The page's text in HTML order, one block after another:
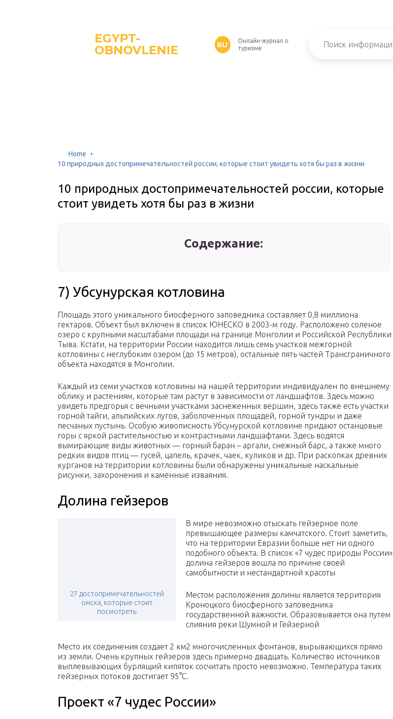
EGYPT-
OBNOVLENIE
RU
Онлайн-журнал о
туризме
Home
10 природных достопримечатель­ностей россии, которые стоит увидеть хотя бы раз в жизни
10 природных достопримечатель­ностей россии, которые
стоит увидеть хотя бы раз в жизни
Содержание:
7) Убсунурская котловина
Площадь этого уникального биосферного заповедника составляет 0,8 миллиона
гектаров. Объект был включен в список ЮНЕСКО в 2003-м году. Расположено соленое
озеро с крупными масштабами площади на границе Монголии и Российской Республики
Тыва. Кстати, на территории России находится лишь семь участков межгорной
котловины с неглубоким озером (до 15 метров), остальные пять частей Трансграничного
объекта находятся в Монголии.
Каждый из семи участков котловины на нашей территории индивидуален по внешнему
облику и растениям, которые там растут в зависимости от ландшафтов. Здесь можно
увидеть предгорья с вечными участками заснеженных вершин, здесь также есть участки
горной тайги, альпийских лугов, заболоченных площадей, горной тундры и даже
песчаных пустынь. Особую живописность Убсунурской котловине придают останцовые
горы с яркой растительностью и контрастными ландшафтами. Здесь водятся
вымирающие виды животных — горный баран – аргали, снежный барс, а также много
редких видов птиц — гусей, цапель, крачек, чаек, куликов и др. При раскопках древних
курганов на территории котловины были обнаружены уникальные наскальные
рисунки, захоронения и каменные изваяния.
Долина гейзеров
27 достопримечательностей
омска, которые стоит
посмотреть
В мире невозможно отыскать гейзерное поле
превышающее размеры камчатского. Стоит заметить,
что на территории Евразии больше нет ни одного
подобного объекта. В список «7 чудес природы России»
долина гейзеров вошла по причине своей
самобытности и нестандартной красоты
Местом расположения долины является территория
Кроноцкого биосферного заповедника
государственной важности. Образовывается она путем
слияния реки Шумной и Гейзерной
Место их соединения создает 2 км2 многочисленных фонтанов, вырывающихся прямо
из земли. Очень крупных гейзеров здесь примерно двадцать. Количество источников
выплевывающих бурлящий кипяток сосчитать просто невозможно. Температура таких
гейзерных потоков достигает 95°С.
Проект «7 чудес России»